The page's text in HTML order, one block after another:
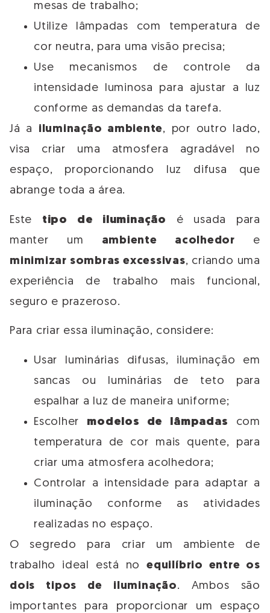
mesas de trabalho;
Utilize lâmpadas com temperatura de
cor neutra, para uma visão precisa;
Use mecanismos de controle da
intensidade luminosa para ajustar a luz
conforme as demandas da tarefa.
Já a iluminação ambiente, por outro lado,
visa criar uma atmosfera agradável no
espaço, proporcionando luz difusa que
abrange toda a área.
Este tipo de iluminação é usada para
manter um ambiente acolhedor e
minimizar sombras excessivas, criando uma
experiência de trabalho mais funcional,
seguro e prazeroso.
Para criar essa iluminação, considere:
Usar luminárias difusas, iluminação em
sancas ou luminárias de teto para
espalhar a luz de maneira uniforme;
Escolher modelos de lâmpadas com
temperatura de cor mais quente, para
criar uma atmosfera acolhedora;
Controlar a intensidade para adaptar a
iluminação conforme as atividades
realizadas no espaço.
O segredo para criar um ambiente de
trabalho ideal está noequilíbrio entre os
dois tipos de iluminação. Ambos são
importantes para proporcionar um espaço